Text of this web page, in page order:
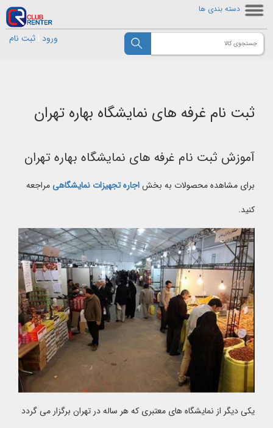
دسته بندی ها
ورود ثبت نام
ثبت نام غرفه های نمایشگاه بهاره تهران
آموزش ثبت نام غرفه های نمایشگاه بهاره تهران
برای مشاهده محصولات به بخشاجاره تجهیزات نمایشگاهیمراجعه
کنید.
یکی دیگر از نمایشگاه های معتبری که هر ساله در تهران برگزار می گردد